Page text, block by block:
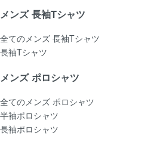
メンズ 長袖Tシャツ
全てのメンズ 長袖Tシャツ
長袖Tシャツ
メンズ ポロシャツ
全てのメンズ ポロシャツ
半袖ポロシャツ
長袖ポロシャツ